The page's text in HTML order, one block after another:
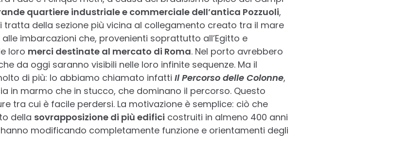
quartiere industriale e commerciale dell’antica Pozzuoli,
tratta della sezione più vicina al collegamento creato tra il mare
alle imbarcazioni che, provenienti soprattutto all’Egitto e
loro merci destinate al mercato di Roma. Nel porto avrebbero
da oggi saranno visibili nelle loro infinite sequenze. Ma il
di più: lo abbiamo chiamato infatti Il Percorso delle Colonne,
in marmo che in stucco, che dominano il percorso. Questo
tra cui è facile perdersi. La motivazione è semplice: ciò che
della sovrapposizione di più edifici costruiti in almeno 400 anni
modificando completamente funzione e orientamenti degli